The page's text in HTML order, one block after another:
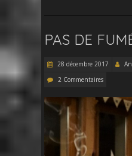
PAS DE
28 décembre 2017
2 Commentaires